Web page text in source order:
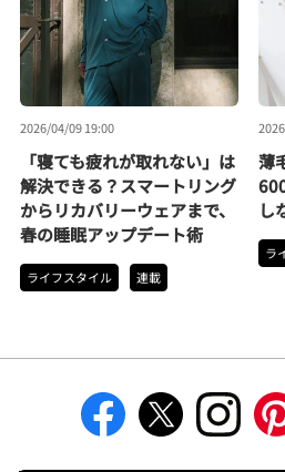
2026/04/09 19:00
「寝ても疲れが取れない」は
解決できる？スマートリング
からリカバリーウェアまで、
春の睡眠アップデート術
ライフスタイル 連載
薄
し
ラ